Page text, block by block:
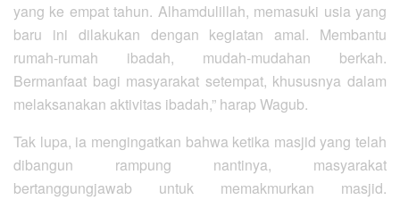
yang ke empat tahun. Alhamdulillah, memasuki usia yang
baru ini dilakukan dengan kegiatan amal. Membantu
rumah-rumah ibadah, mudah-mudahan berkah.
Bermanfaat bagi masyarakat setempat, khususnya dalam
melaksanakan aktivitas ibadah,” harap Wagub.
Tak lupa, ia mengingatkan bahwa ketika masjid yang telah
dibangun rampung nantinya, masyarakat
bertanggungjawab untuk memakmurkan masjid.